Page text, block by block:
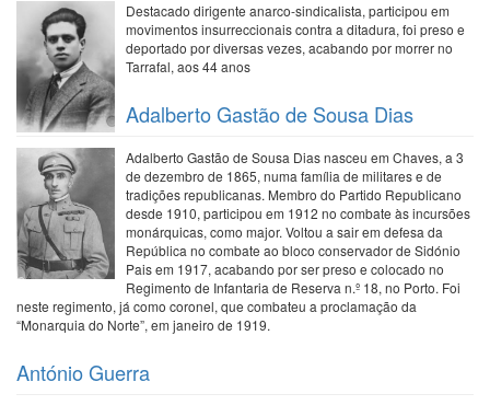
Destacado dirigente anarco-sindicalista, participou em
movimentos insurreccionais contra a ditadura, foi preso e
deportado por diversas vezes, acabando por morrer no
Tarrafal, aos 44 anos
Adalberto Gastão de Sousa Dias
Adalberto Gastão de Sousa Dias nasceu em Chaves, a 3
de dezembro de 1865, numa família de militares e de
tradições republicanas. Membro do Partido Republicano
desde 1910, participou em 1912 no combate às incursões
monárquicas, como major. Voltou a sair em defesa da
República no combate ao bloco conservador de Sidónio
Pais em 1917, acabando por ser preso e colocado no
Regimento de Infantaria de Reserva n.º 18, no Porto. Foi
neste regimento, já como coronel, que combateu a proclamação da
“Monarquia do Norte”, em janeiro de 1919.
António Guerra